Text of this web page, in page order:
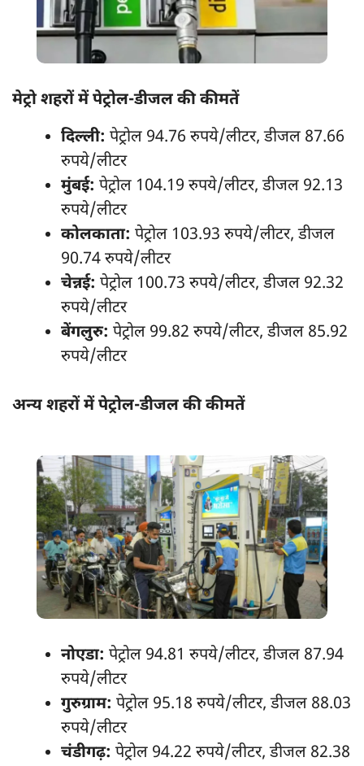
मेट्रो शहरों में पेट्रोल-डीजल की कीमतें
दिल्ली: पेट्रोल 94.76 रुपये/लीटर, डीजल 87.66
रुपये/लीटर
मुंबई: पेट्रोल 104.19 रुपये/लीटर, डीजल 92.13
रुपये/लीटर
कोलकाता: पेट्रोल 103.93 रुपये/लीटर, डीजल
90.74 रुपये/लीटर
चेन्नई: पेट्रोल 100.73 रुपये/लीटर, डीजल 92.32
रुपये/लीटर
बेंगलुरु: पेट्रोल 99.82 रुपये/लीटर, डीजल 85.92
रुपये/लीटर
अन्य शहरों में पेट्रोल-डीजल की कीमतें
नोएडा: पेट्रोल 94.81 रुपये/लीटर, डीजल 87.94
रुपये/लीटर
गुरुग्राम: पेट्रोल 95.18 रुपये/लीटर, डीजल 88.03
रुपये/लीटर
चंडीगढ़: पेट्रोल 94.22 रुपये/लीटर, डीजल 82.38